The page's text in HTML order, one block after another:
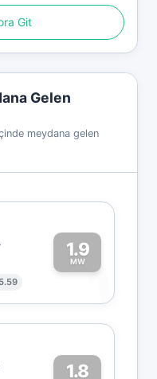
Git
Gelen
meydana gelen
1.9
MW1
1.8